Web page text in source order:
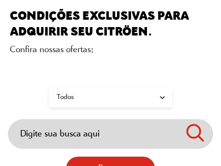
CONDIÇÕES EXCLUSIVAS PARA
ADQUIRIR SEU CITRÖEN.
Confira nossas ofertas: